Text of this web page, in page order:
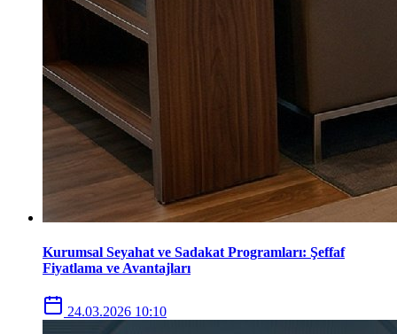
Kurumsal Seyahat ve Sadakat Programları: Şeffaf
Fiyatlama ve Avantajları
24.03.2026 10:10